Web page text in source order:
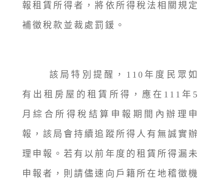
報租賃所得者，將依所得稅法相關規定
補徵稅款並裁處罰鍰。
該局特別提醒，110年度民眾如
有出租房屋的租賃所得，應在111年5
月綜合所得稅結算申報期間內辦理申
報，該局會持續追蹤所得人有無誠實辦
理申報。若有以前年度的租賃所得漏未
申報者，則請儘速向戶籍所在地稽徵機